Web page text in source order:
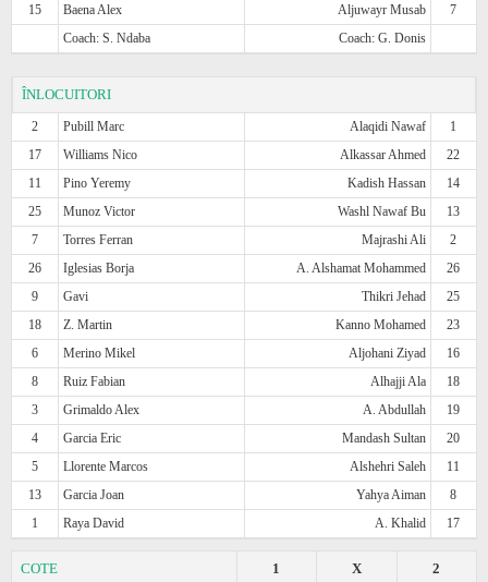
15
Baena Alex Aljuwayr Musab
7
Coach: S. Ndaba
Coach: G. Donis
ÎNLOCUITORI
2 Pubill Marc Alaqidi Nawaf
1
17
Williams Nico Alkassar Ahmed
22
11
Pino Yeremy Kadish Hassan
14
25
Munoz Victor Washl Nawaf Bu
13
7
Torres Ferran Majrashi Ali
2
26
Iglesias Borja A. Alshamat Mohammed
26
9
Gavi Thikri Jehad
25
18
Z. Martin Kanno Mohamed
23
6
Merino Mikel Aljohani Ziyad
16
8
Ruiz Fabian Alhajji Ala
18
3
Grimaldo Alex A. Abdullah
19
4
Garcia Eric Mandash Sultan
20
5
Llorente Marcos Alshehri Saleh
11
13
Garcia Joan Yahya Aiman
8
1
Raya David A. Khalid 17
COTE 2
X
1